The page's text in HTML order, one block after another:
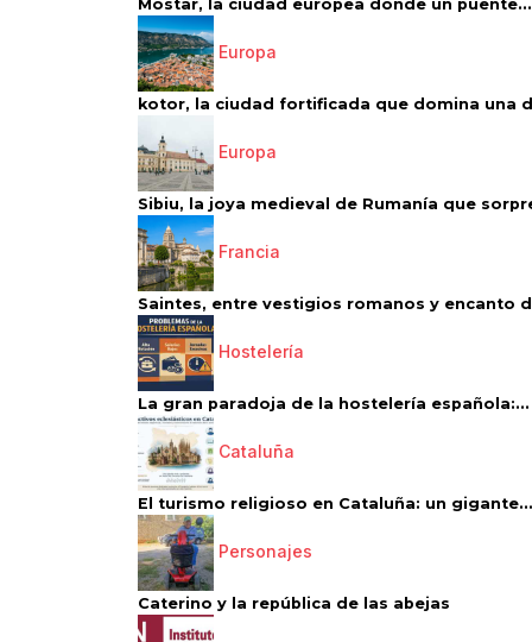
Mostar, la ciudad europea donde un puente...
Europa
kotor, la ciudad fortificada que domina una
Europa
Sibiu, la joya medieval de Rumanía que
Francia
Saintes, entre vestigios romanos y encanto
Hostelería
La gran paradoja de la hostelería española:...
Cataluña
El turismo religioso en Cataluña: un gigante...
Personajes
Caterino y la república de las abejas